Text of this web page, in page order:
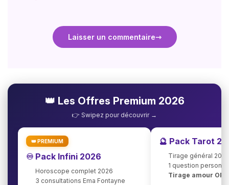
Laisser un commentaire
👑 Les Offres Premium 2026
👉 Swipez pour découvrir →
👑 PREMIUM
♾️ Pack Infini 2026
Horoscope complet 2026
3 consultations Ema Fontayne
🔮 Pack Tarot
Tirage général 2026
1 question
Tirage amour